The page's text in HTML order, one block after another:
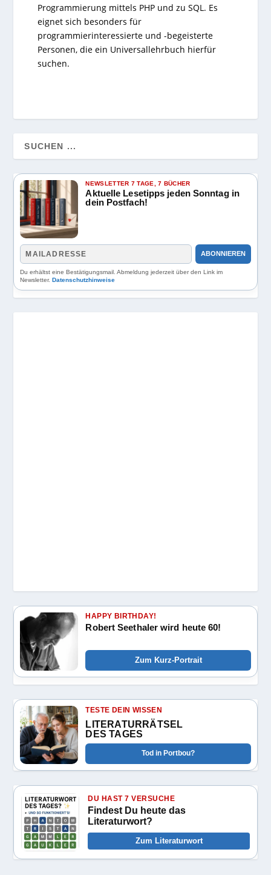
Programmierung mittels PHP und zu SQL. Es
eignet sich besonders für
programmierinteressierte und -begeisterte
Personen, die ein Universallehrbuch hierfür
suchen.
NEWSLETTER 7 TAGE, 7 BÜCHER
Aktuelle Lesetipps jeden Sonntag in
dein Postfach!
ABONNIEREN
Du erhältst eine Bestätigungsmail. Abmeldung jederzeit über den Link im
Newsletter.Datenschutzhinweise
HAPPY BIRTHDAY!
Robert Seethaler wird heute 60!
Zum Kurz-Portrait
TESTE DEIN WISSEN
LITERATURRÄTSEL
DES TAGES
Tod in Portbou?
DU HAST 7 VERSUCHE
Findest Du heute das
Literaturwort?
Zum Literaturwort